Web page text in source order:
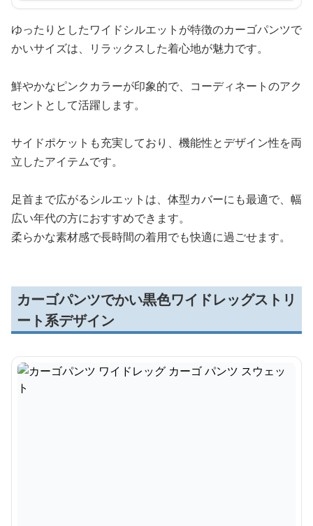
ゆったりとしたワイドシルエットが特徴のカーゴパンツで
かいサイズは、リラックスした着心地が魅力です。
鮮やかなピンクカラーが印象的で、コーディネートのアク
セントとして活躍します。
サイドポケットも充実しており、機能性とデザイン性を両
立したアイテムです。
足首まで広がるシルエットは、体型カバーにも最適で、幅
広い年代の方におすすめできます。
柔らかな素材感で長時間の着用でも快適に過ごせます。
カーゴパンツでかい黒色ワイドレッグストリ
ート系デザイン